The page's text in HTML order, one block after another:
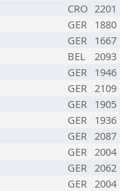
CRO 2201
GER 1880
GER 1667
BEL 2093
GER 1946
GER 2109
GER 1905
GER 1936
GER 2087
GER 2004
GER 2062
GER 2004